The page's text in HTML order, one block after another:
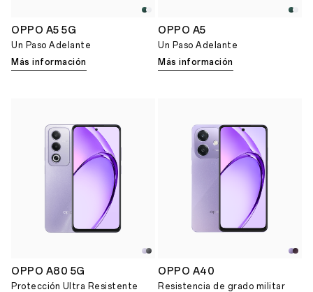
OPPO A5 5G
Un Paso Adelante
Más información
OPPO A5
Un Paso Adelante
Más información
OPPO A80 5G
Protección Ultra Resistente
OPPO A40
Resistencia de grado militar